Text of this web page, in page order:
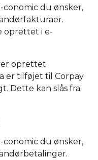
conomic du ønsker,
oprettet i e-
oprettet
er tilføjet til Corpay
Dette kan slås fra
conomic du ønsker,